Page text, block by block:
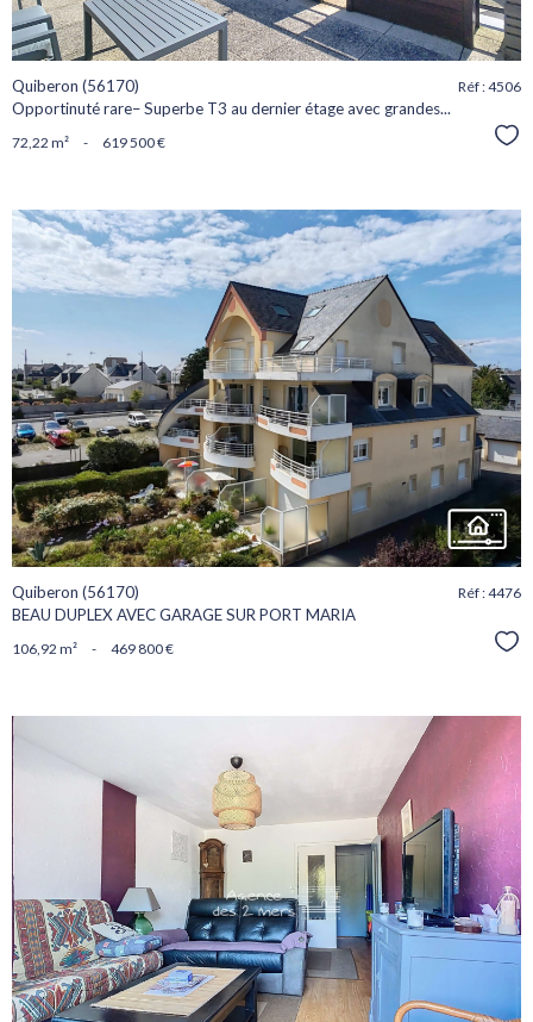
Quiberon (56170)
Opportinuté rare– Superbe T3 au dernier étage avec grandes...
Réf : 4506
72,22 m² - 619 500 €
voir le
bien
Quiberon (56170)
BEAU DUPLEX AVEC GARAGE SUR PORT MARIA
Réf : 4476
106,92 m² - 469 800 €
voir le
bien